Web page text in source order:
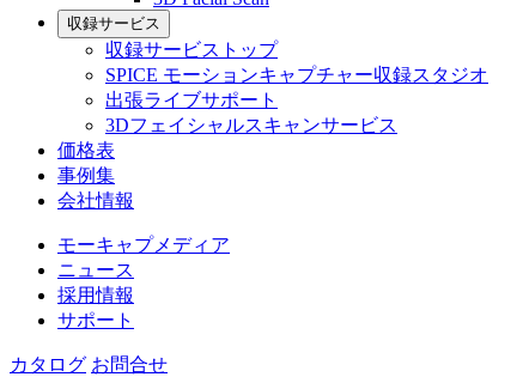
収録サービス
収録サービストップ
SPICE モーションキャプチャー収録スタジオ
出張ライブサポート
3Dフェイシャルスキャンサービス
価格表
事例集
会社情報
モーキャプメディア
ニュース
採用情報
サポート
カタログ お問合せ